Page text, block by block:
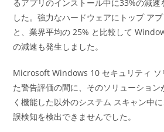
るアプリのインストール中に33%の減速
した。強力なハードウェアにトップ ア
と、業界平均の 25% と比較して
の減速も発生しました。
Microsoft Windows 10 セキュリティ ソ
た警告評価の間に、そのソリューション
く機能した以外のシステム スキャン中
誤検知を検出できませんでした。